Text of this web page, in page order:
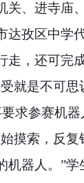
、进寺庙
达孜区中学
，还可完
就是不可
求参赛机
摸索，反
器人。”学